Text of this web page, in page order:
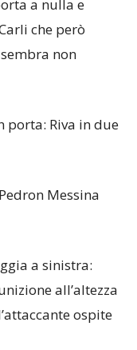
a nulla e
che però
non
porta: Riva in due
Messina
a sinistra:
all’altezza
ospite